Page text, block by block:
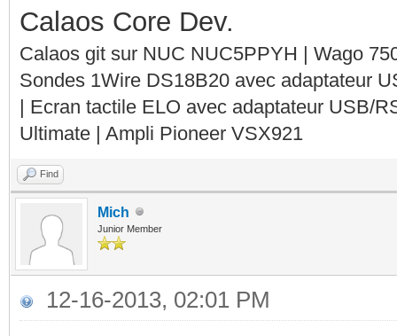
Calaos Core Dev.
Calaos git sur NUC NUC5PPYH | Wago
Sondes 1Wire DS18B20 avec adaptateur
| Ecran tactile ELO avec adaptateur USB/
Ultimate | Ampli Pioneer VSX921
Find
Mich
Junior Member
12-16-2013, 02:01 PM